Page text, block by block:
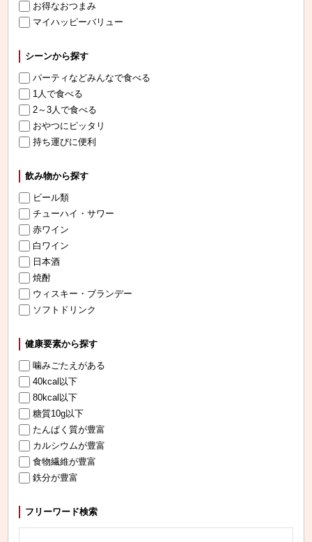
お得なおつまみ
マイハッピーバリュー
シーンから探す
パーティなどみんなで食べる
1人で食べる
2～3人で食べる
おやつにピッタリ
持ち運びに便利
飲み物から探す
ビール類
チューハイ・サワー
赤ワイン
白ワイン
日本酒
焼酎
ウィスキー・ブランデー
ソフトドリンク
健康要素から探す
噛みごたえがある
40kcal以下
80kcal以下
糖質10g以下
たんぱく質が豊富
カルシウムが豊富
食物繊維が豊富
鉄分が豊富
フリーワード検索